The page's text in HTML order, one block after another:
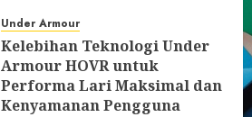
Under Armour
Kelebihan Teknologi Under
Armour HOVR untuk
Performa Lari Maksimal dan
Kenyamanan Pengguna